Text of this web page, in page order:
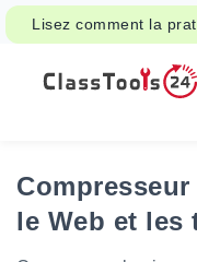
Lisez comment la
soutenir l'attention, la
l'apprentissage.
le Web et les